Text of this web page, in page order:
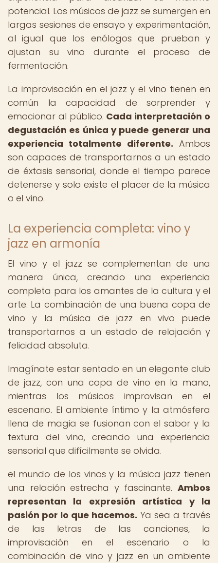
potencial. Los músicos de jazz se sumergen en
largas sesiones de ensayo y experimentación,
al igual que los enólogos que prueban y
ajustan su vino durante el proceso de
fermentación.
La improvisación en el jazz y el vino tienen en
común la capacidad de sorprender y
emocionar al público. Cada interpretación o
degustación es única y puede generar una
experiencia totalmente diferente. Ambos
son capaces de transportarnos a un estado
de éxtasis sensorial, donde el tiempo parece
detenerse y solo existe el placer de la música
o el vino.
La experiencia completa: vino y
jazz en armonía
El vino y el jazz se complementan de una
manera única, creando una experiencia
completa para los amantes de la cultura y el
arte. La combinación de una buena copa de
vino y la música de jazz en vivo puede
transportarnos a un estado de relajación y
felicidad absoluta.
Imagínate estar sentado en un elegante club
de jazz, con una copa de vino en la mano,
mientras los músicos improvisan en el
escenario. El ambiente íntimo y la atmósfera
llena de magia se fusionan con el sabor y la
textura del vino, creando una experiencia
sensorial que difícilmente se olvida.
el mundo de los vinos y la música jazz tienen
una relación estrecha y fascinante. Ambos
representan la expresión artística y la
pasión por lo que hacemos. Ya sea a través
de las letras de las canciones, la
improvisación en el escenario o la
combinación de vino y jazz en un ambiente